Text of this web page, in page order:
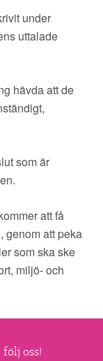
under
uttalade
hävda att de
som är
att få
genom att peka
som ska ske
miljö- och
oss!